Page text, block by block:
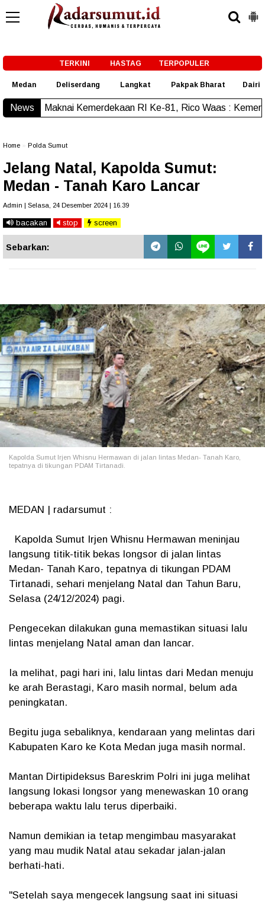
TERKINI HASTAG TERPOPULER
Medan Deliserdang Langkat Pakpak Bharat Dairi
News
Kemerdekaan RI Ke-81, Rico Waas : Kemerdekaan Harus
Home Polda Sumut
Jelang Natal, Kapolda Sumut:
Medan - Tanah Karo Lancar
Admin | Selasa, 24 Desember 2024 | 16.39
bacakan stop screen
Sebarkan:
Kapolda Sumut Irjen Whisnu Hermawan di jalan lintas Medan- Tanah Karo,
tepatnya di tikungan PDAM Tirtanadi.
MEDAN | radarsumut :
Kapolda Sumut Irjen Whisnu Hermawan meninjau
langsung titik-titik bekas longsor di jalan lintas
Medan- Tanah Karo, tepatnya di tikungan PDAM
Tirtanadi, sehari menjelang Natal dan Tahun Baru,
Selasa (24/12/2024) pagi.
Pengecekan dilakukan guna memastikan situasi lalu
lintas menjelang Natal aman dan lancar.
Ia melihat, pagi hari ini, lalu lintas dari Medan menuju
ke arah Berastagi, Karo masih normal, belum ada
peningkatan.
Begitu juga sebaliknya, kendaraan yang melintas dari
Kabupaten Karo ke Kota Medan juga masih normal.
Mantan Dirtipideksus Bareskrim Polri ini juga melihat
langsung lokasi longsor yang menewaskan 10 orang
beberapa waktu lalu terus diperbaiki.
Namun demikian ia tetap mengimbau masyarakat
yang mau mudik Natal atau sekadar jalan-jalan
berhati-hati.
"Setelah saya mengecek langsung saat ini situasi